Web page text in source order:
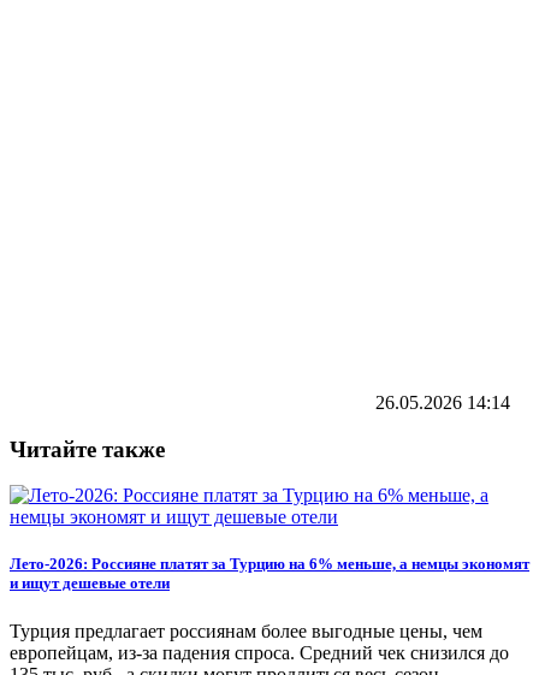
26.05.2026 14:14
Читайте также
Лето-2026: Россияне платят за Турцию на 6% меньше, а немцы экономят
и ищут дешевые отели
Турция предлагает россиянам более выгодные цены, чем
европейцам, из-за падения спроса. Средний чек снизился до